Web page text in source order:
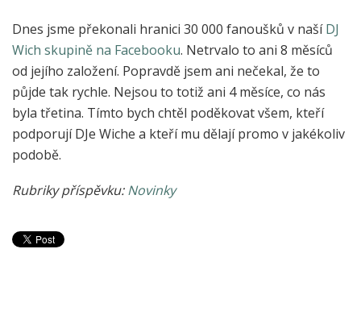
Dnes jsme překonali hranici 30 000 fanoušků v našíDJ
Wich skupině na Facebooku. Netrvalo to ani 8 měsíců
od jejího založení. Popravdě jsem ani nečekal, že to
půjde tak rychle. Nejsou to totiž ani 4 měsíce, co nás
byla třetina. Tímto bych chtěl poděkovat všem, kteří
podporují DJe Wiche a kteří mu dělají promo v jakékoliv
podobě.
Rubriky příspěvku:Novinky